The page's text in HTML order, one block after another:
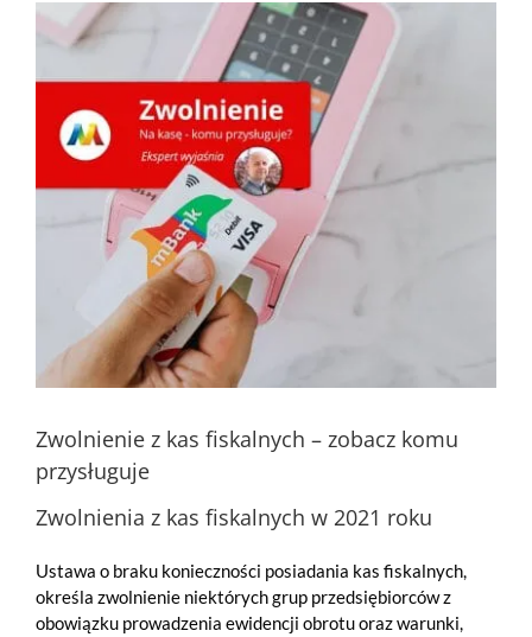
Pokaż
większy
Zwolnienie z kas fiskalnych – zobacz komu
przysługuje
Zwolnienia z kas fiskalnych w 2021 roku
Ustawa o braku konieczności posiadania kas fiskalnych,
określa zwolnienie niektórych grup przedsiębiorców z
obowiązku prowadzenia ewidencji obrotu oraz warunki,